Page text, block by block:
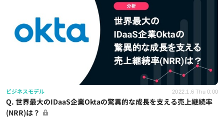
ビジネスモデル 2022.1.6 Thu 0:00
Q. 世界最大のIDaaS企業Oktaの驚異的な成長を支える売上継続率
(NRR)は？